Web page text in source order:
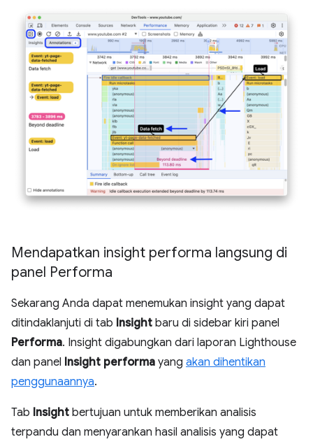
Mendapatkan insight performa langsung di
panel Performa
Sekarang Anda dapat menemukan insight yang dapat
ditindaklanjuti di tab Insight baru di sidebar kiri panel
Performa. Insight digabungkan dari laporan Lighthouse
dan panel Insight performa yang akan dihentikan
penggunaannya.
Tab Insight bertujuan untuk memberikan analisis
terpandu dan menyarankan hasil analisis yang dapat